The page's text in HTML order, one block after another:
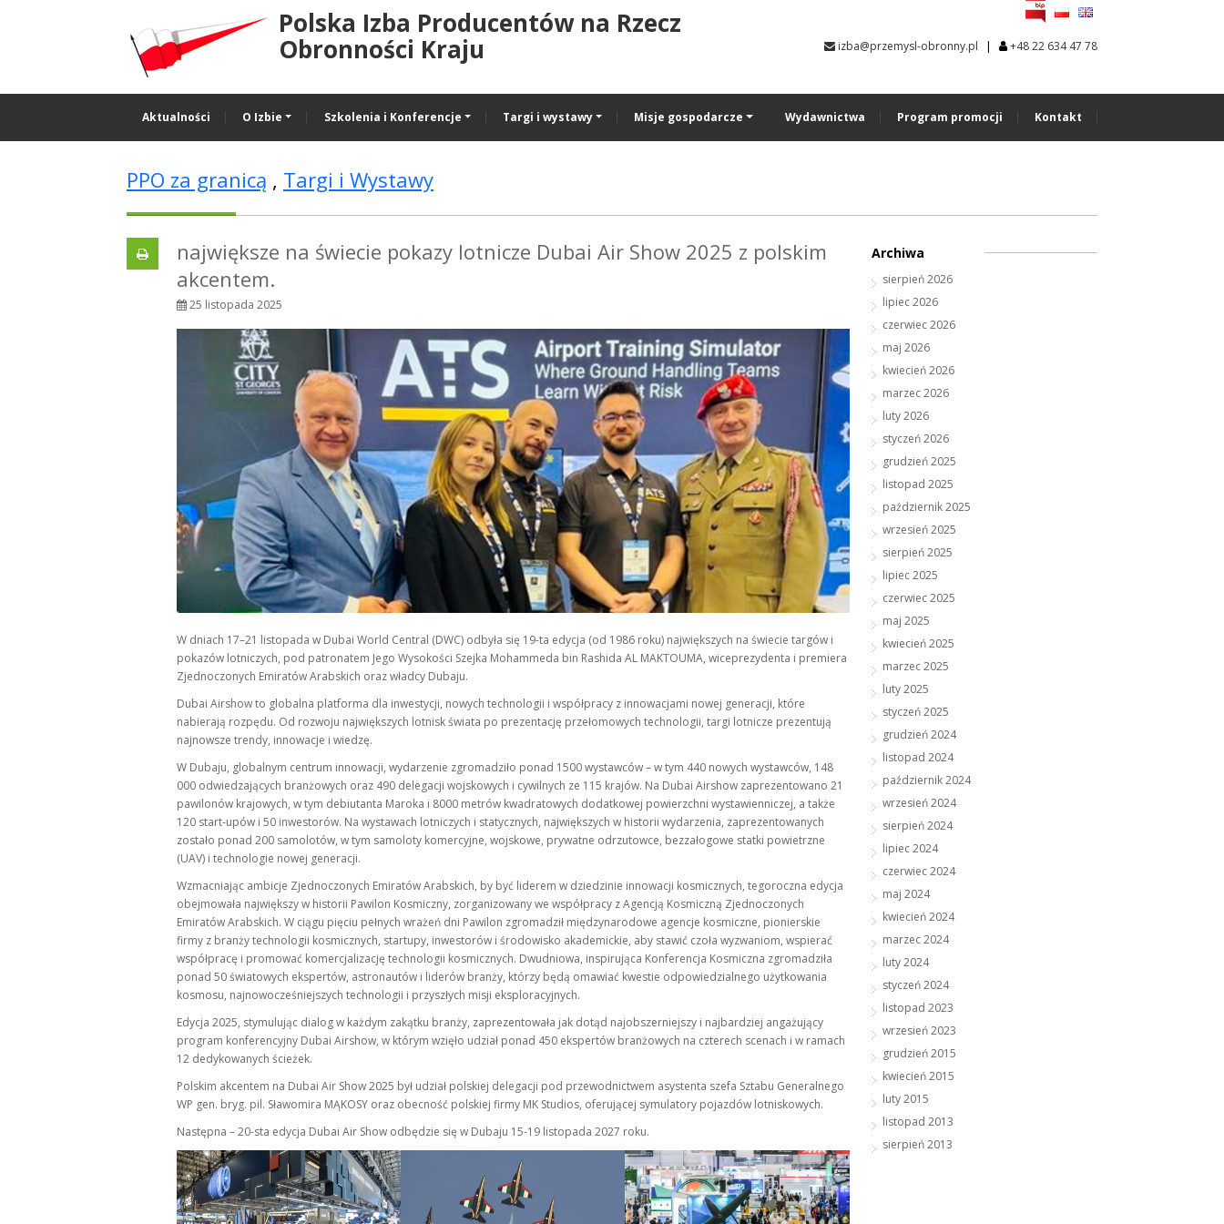
Polska Izba Producentów na Rzecz
Obronności Kraju
izba@przemysl-obronny.pl | +48 22 634 47 78
Aktualności O Izbie Szkolenia i Konferencje Targi i wystawy Misje gospodarcze Wydawnictwa Program promocji Kontakt
PPO za granicą , Targi i Wystawy
największe na świecie pokazy lotnicze Dubai Air Show 2025 z polskim
akcentem.
25 listopada 2025
W dniach 17–21 listopada w Dubai World Central (DWC) odbyła się 19-ta edycja (od 1986 roku) największych na świecie targów i
pokazów lotniczych, pod patronatem Jego Wysokości Szejka Mohammeda bin Rashida AL MAKTOUMA, wiceprezydenta i premiera
Zjednoczonych Emiratów Arabskich oraz władcy Dubaju.
Dubai Airshow to globalna platforma dla inwestycji, nowych technologii i współpracy z innowacjami nowej generacji, które
nabierają rozpędu. Od rozwoju największych lotnisk świata po prezentację przełomowych technologii, targi lotnicze prezentują
najnowsze trendy, innowacje i wiedzę.
W Dubaju, globalnym centrum innowacji, wydarzenie zgromadziło ponad 1500 wystawców – w tym 440 nowych wystawców, 148
000 odwiedzających branżowych oraz 490 delegacji wojskowych i cywilnych ze 115 krajów. Na Dubai Airshow zaprezentowano 21
pawilonów krajowych, w tym debiutanta Maroka i 8000 metrów kwadratowych dodatkowej powierzchni wystawienniczej, a także
120 start-upów i 50 inwestorów. Na wystawach lotniczych i statycznych, największych w historii wydarzenia, zaprezentowanych
zostało ponad 200 samolotów, w tym samoloty komercyjne, wojskowe, prywatne odrzutowce, bezzałogowe statki powietrzne
(UAV) i technologie nowej generacji.
Wzmacniając ambicje Zjednoczonych Emiratów Arabskich, by być liderem w dziedzinie innowacji kosmicznych, tegoroczna edycja
obejmowała największy w historii Pawilon Kosmiczny, zorganizowany we współpracy z Agencją Kosmiczną Zjednoczonych
Emiratów Arabskich. W ciągu pięciu pełnych wrażeń dni Pawilon zgromadził międzynarodowe agencje kosmiczne, pionierskie
firmy z branży technologii kosmicznych, startupy, inwestorów i środowisko akademickie, aby stawić czoła wyzwaniom, wspierać
współpracę i promować komercjalizację technologii kosmicznych. Dwudniowa, inspirująca Konferencja Kosmiczna zgromadziła
ponad 50 światowych ekspertów, astronautów i liderów branży, którzy będą omawiać kwestie odpowiedzialnego użytkowania
kosmosu, najnowocześniejszych technologii i przyszłych misji eksploracyjnych.
Edycja 2025, stymulując dialog w każdym zakątku branży, zaprezentowała jak dotąd najobszerniejszy i najbardziej angażujący
program konferencyjny Dubai Airshow, w którym wzięło udział ponad 450 ekspertów branżowych na czterech scenach i w ramach
12 dedykowanych ścieżek.
Polskim akcentem na Dubai Air Show 2025 był udział polskiej delegacji pod przewodnictwem asystenta szefa Sztabu Generalnego
WP gen. bryg. pil. Sławomira MĄKOSY oraz obecność polskiej firmy MK Studios, oferującej symulatory pojazdów lotniskowych.
Następna – 20-sta edycja Dubai Air Show odbędzie się w Dubaju 15-19 listopada 2027 roku.
Archiwa
sierpień 2026
lipiec 2026
czerwiec 2026
maj 2026
kwiecień 2026
marzec 2026
luty 2026
styczeń 2026
grudzień 2025
listopad 2025
październik 2025
wrzesień 2025
sierpień 2025
lipiec 2025
czerwiec 2025
maj 2025
kwiecień 2025
marzec 2025
luty 2025
styczeń 2025
grudzień 2024
listopad 2024
październik 2024
wrzesień 2024
sierpień 2024
lipiec 2024
czerwiec 2024
maj 2024
kwiecień 2024
marzec 2024
luty 2024
styczeń 2024
listopad 2023
wrzesień 2023
grudzień 2015
kwiecień 2015
luty 2015
listopad 2013
sierpień 2013